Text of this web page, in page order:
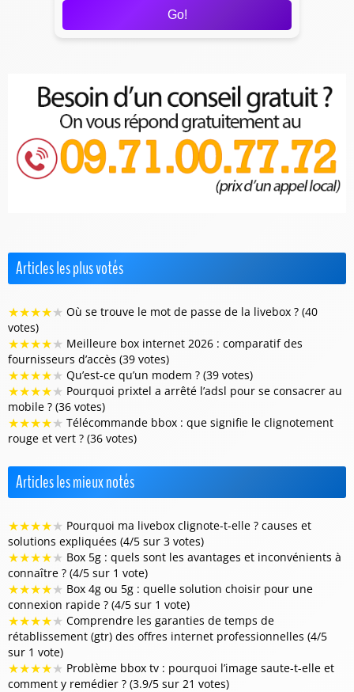
Go!
Articles les plus votés
★★★★★ Où se trouve le mot de passe de la livebox ? (40
votes)
★★★★★ Meilleure box internet 2026 : comparatif des
fournisseurs d’accès (39 votes)
★★★★★ Qu’est-ce qu’un modem ? (39 votes)
★★★★★ Pourquoi prixtel a arrêté l’adsl pour se consacrer au
mobile ? (36 votes)
★★★★★ Télécommande bbox : que signifie le clignotement
rouge et vert ? (36 votes)
Articles les mieux notés
★★★★★ Pourquoi ma livebox clignote-t-elle ? causes et
solutions expliquées (4/5 sur 3 votes)
★★★★★ Box 5g : quels sont les avantages et inconvénients à
connaître ? (4/5 sur 1 vote)
★★★★★ Box 4g ou 5g : quelle solution choisir pour une
connexion rapide ? (4/5 sur 1 vote)
★★★★★ Comprendre les garanties de temps de
rétablissement (gtr) des offres internet professionnelles (4/5
sur 1 vote)
★★★★★ Problème bbox tv : pourquoi l’image saute-t-elle et
comment y remédier ? (3.9/5 sur 21 votes)